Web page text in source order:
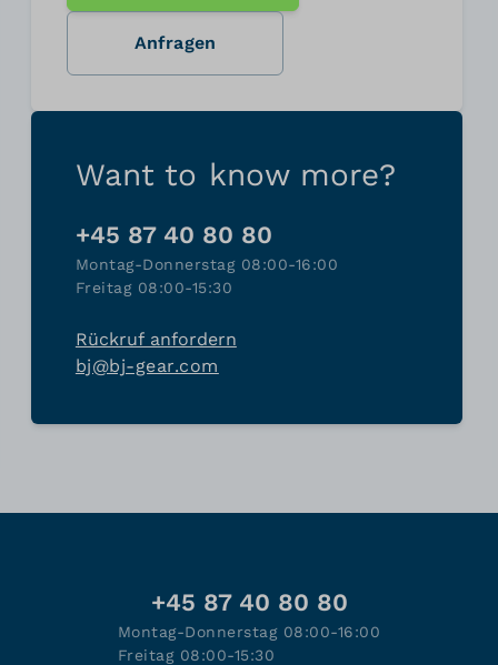
Anfragen
Want to know more?
+45 87 40 80 80
Montag-Donnerstag 08:00-16:00
Freitag 08:00-15:30
Rückruf anfordern
bj@bj-gear.com
+45 87 40 80 80
Montag-Donnerstag 08:00-16:00
Freitag 08:00-15:30